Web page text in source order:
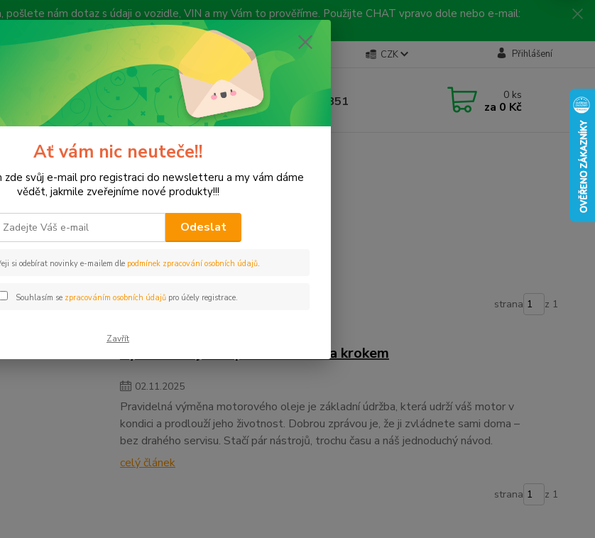
pošlete nám dotaz s údaji o vozidle, VIN a my Vám to prověříme. Použijte CHAT vpravo dole nebo e-mail:
vyprodejeautodilu@centrum.cz
Vyhledat díl dle VIN kódu Kontakty CZK Přihlášení
Hledat
Zákaznická linka
+420 792 217 851
(Po-Pá, 9-16 hod.)
0 ks
za 0 Kč
články
strana z 1
Výměna oleje svépomocí: krok za krokem
02.11.2025
Pravidelná výměna motorového oleje je základní údržba, která udrží váš motor v
kondici a prodlouží jeho životnost. Dobrou zprávou je, že ji zvládnete sami doma –
bez drahého servisu. Stačí pár nástrojů, trochu času a náš jednoduchý návod.
celý článek
strana z 1
Ať vám nic neuteče!!
zde svůj e-mail pro registraci do newsletteru a my vám dáme
vědět, jakmile zveřejníme nové produkty!!!
Odeslat
si odebírat novinky e-mailem dle podmínek zpracování osobních údajů.
Souhlasím se zpracováním osobních údajůpro účely registrace.
Zavřít